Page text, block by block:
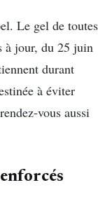
Le gel de toutes
à jour, du 25 juin
durant
à éviter
vous aussi